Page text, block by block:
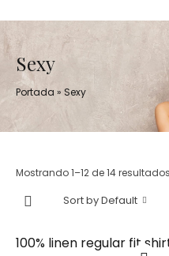
Sexy
Portada » Sexy
Mostrando 1–12 de 14 resultados
Sort by Default
100% linen regular fit